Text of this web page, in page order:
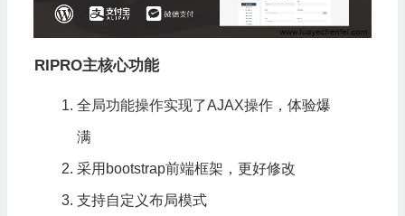
RIPRO主核心功能
全局功能操作实现了AJAX操作，体验爆
满
采用bootstrap前端框架，更好修改
支持自定义布局模式